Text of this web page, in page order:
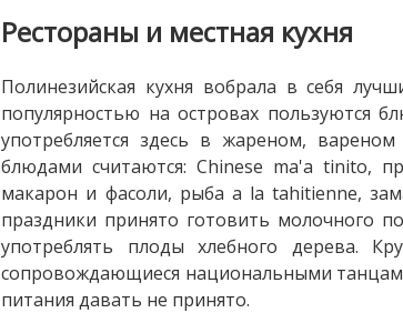
Рестораны и местная кухня
Полинезийская кухня вобрала в себя
популярностью на островах пользуются
употребляется здесь в жареном,
блюдами считаются: Chinese ma'a tinito,
макарон и фасоли, рыба a la tahitienne,
праздники принято готовить молочного
употреблять плоды хлебного дерева.
сопровождающиеся национальными
питания давать не принято.